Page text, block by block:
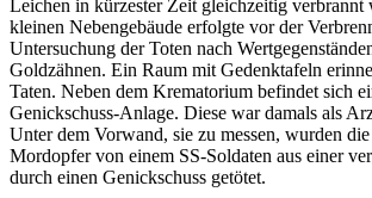
Leichen in kürzester Zeit gleichzeitig verbrannt
kleinen Nebengebäude erfolgte vor der
Untersuchung der Toten nach
Goldzähnen. Ein Raum mit Gedenktafeln
Taten. Neben dem Krematorium befindet sich
Genickschuss-Anlage. Diese war damals als
Unter dem Vorwand, sie zu messen, wurden
Mordopfer von einem SS-Soldaten aus einer
durch einen Genickschuss getötet.